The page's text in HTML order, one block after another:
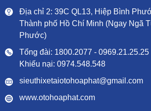
Địa chỉ 2: 39C QL13, Hiệp Bình
Thành phố Hồ Chí Minh (Ngay Ngã
Phước)
Tổng đài: 1800.2077 - 0969.21.25.25
Khiếu nại: 0974.548.548
sieuthixetaiotohoaphat@gmail.com
www.otohoaphat.com